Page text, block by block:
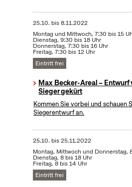
25.10. bis8.11.2022
Montag und Mittwoch, 7:30 bis 15
Dienstag, 9:30 bis 18 Uhr
Donnerstag, 7:30 bis 16 Uhr
Freitag, 7:30 bis 12 Uhr
Eintritt frei
Max Becker-Areal –
Sieger gekürt
Kommen Sie vorbei und schauen
Siegerentwurf an.
25.10. bis25.11.2022
Montag, Mittwoch und Donnerstag,
Dienstag, 8 bis 18 Uhr
Freitag, 8 bis 14 Uhr
Eintritt frei